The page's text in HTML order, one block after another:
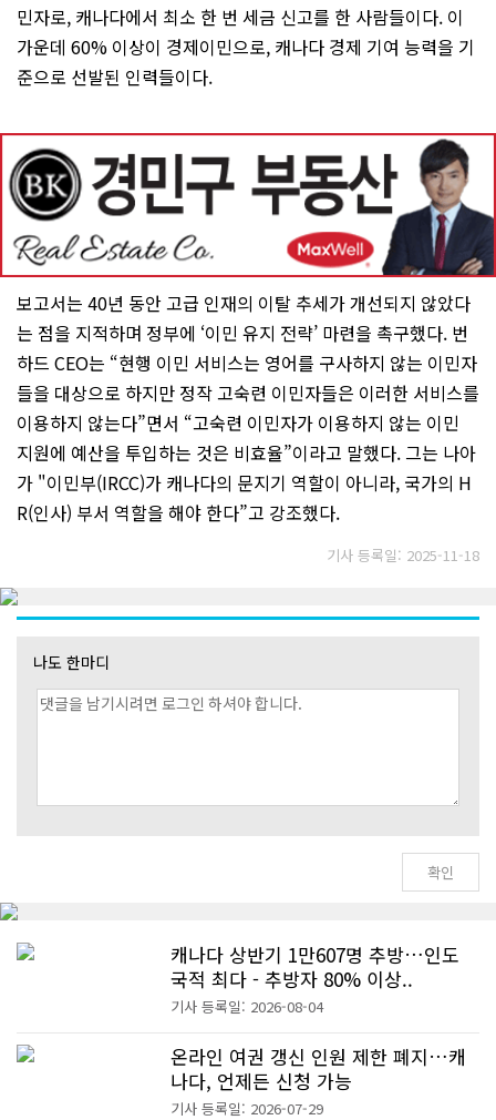
민자로, 캐나다에서 최소 한 번 세금 신고를 한 사람들이다. 이
가운데 60% 이상이 경제이민으로, 캐나다 경제 기여 능력을 기
준으로 선발된 인력들이다.
보고서는 40년 동안 고급 인재의 이탈 추세가 개선되지 않았다
는 점을 지적하며 정부에 ‘이민 유지 전략’ 마련을 촉구했다. 번
하드 CEO는 “현행 이민 서비스는 영어를 구사하지 않는 이민자
들을 대상으로 하지만 정작 고숙련 이민자들은 이러한 서비스를
이용하지 않는다”면서 “고숙련 이민자가 이용하지 않는 이민
지원에 예산을 투입하는 것은 비효율”이라고 말했다. 그는 나아
가 "이민부(IRCC)가 캐나다의 문지기 역할이 아니라, 국가의 H
R(인사) 부서 역할을 해야 한다”고 강조했다.
기사 등록일: 2025-11-18
나도 한마디
캐나다 상반기 1만607명 추방…인도
국적 최다 - 추방자 80% 이상..
기사 등록일: 2026-08-04
온라인 여권 갱신 인원 제한 폐지…캐
나다, 언제든 신청 가능
기사 등록일: 2026-07-29